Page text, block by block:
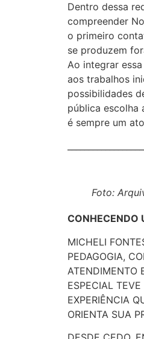
Dentro dessa
compreender
o primeiro
se produzem
Ao integrar
aos trabalhos
possibilidades
pública escolha
é sempre um
Foto:
CONHECENDO
MICHELI
PEDAGOGIA,
ATENDIMENTO
ESPECIAL
EXPERIÊNCIA
ORIENTA SUA